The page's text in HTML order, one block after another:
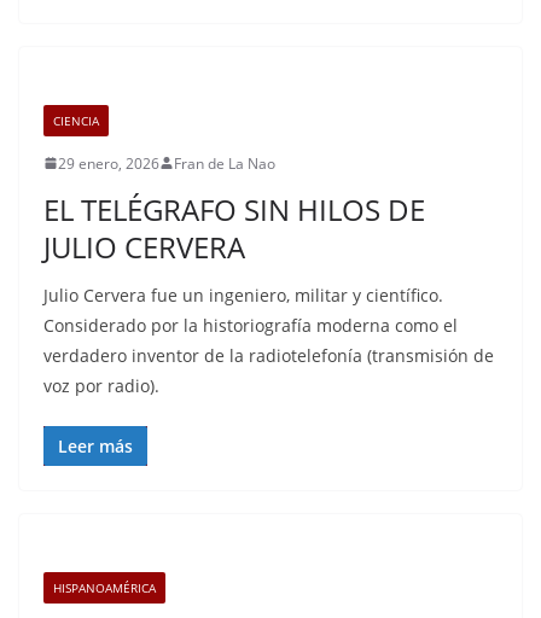
CIENCIA
29 enero, 2026 Fran de La Nao
EL TELÉGRAFO SIN HILOS DE
JULIO CERVERA
Julio Cervera fue un ingeniero, militar y científico.
Considerado por la historiografía moderna como el
verdadero inventor de la radiotelefonía (transmisión de
voz por radio).
Leer más
HISPANOAMÉRICA